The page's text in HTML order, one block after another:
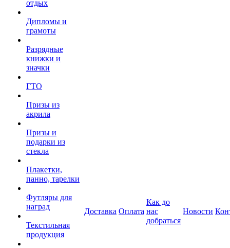
отдых
Дипломы и
грамоты
Разрядные
книжки и
значки
ГТО
Призы из
акрила
Призы и
подарки из
стекла
Плакетки,
панно, тарелки
Футляры для
наград
Текстильная
продукция
Доставка Оплата
Как до
нас
добраться
Новости